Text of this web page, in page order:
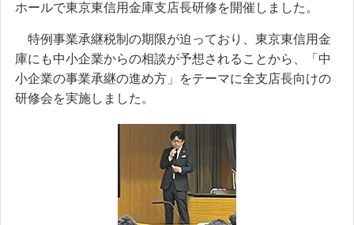
ホールで東京東信用金庫支店長研修を開催しました。
特例事業承継税制の期限が迫っており、東京東信用金
庫にも中小企業からの相談が予想されることから、「中
小企業の事業承継の進め方」をテーマに全支店長向けの
研修会を実施しました。